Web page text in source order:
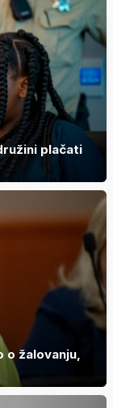
plačati
o žalovanju,